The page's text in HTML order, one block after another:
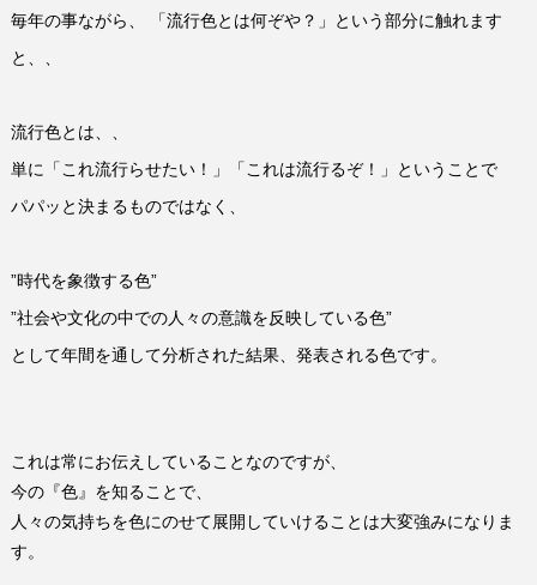
毎年の事ながら、 「流行色とは何ぞや？」という部分に触れます
と、、
流行色とは、、
単に「これ流行らせたい！」「これは流行るぞ！」ということで
パパッと決まるものではなく、
”時代を象徴する色”
”社会や文化の中での人々の意識を反映している色”
として年間を通して分析された結果、発表される色です。
これは常にお伝えしていることなのですが、
今の『色』を知ることで、
人々の気持ちを色にのせて展開していけることは大変強みになりま
す。